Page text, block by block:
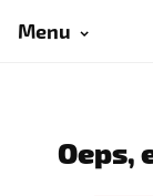
Menu
Oeps,